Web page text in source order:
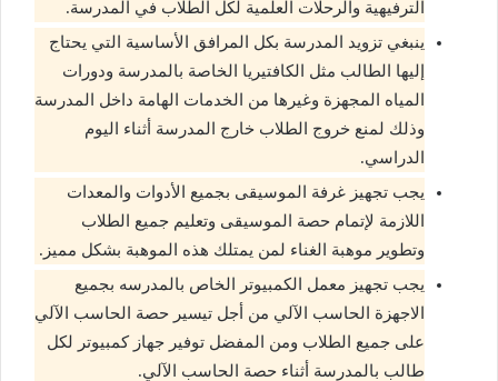
الترفيهية والرحلات العلمية لكل الطلاب في المدرسة.
ينبغي تزويد المدرسة بكل المرافق الأساسية التي يحتاج
إليها الطالب مثل الكافتيريا الخاصة بالمدرسة ودورات
المياه المجهزة وغيرها من الخدمات الهامة داخل المدرسة
وذلك لمنع خروج الطلاب خارج المدرسة أثناء اليوم
الدراسي.
يجب تجهيز غرفة الموسيقى بجميع الأدوات والمعدات
اللازمة لإتمام حصة الموسيقى وتعليم جميع الطلاب
وتطوير موهبة الغناء لمن يمتلك هذه الموهبة بشكل مميز.
يجب تجهيز معمل الكمبيوتر الخاص بالمدرسه بجميع
الاجهزة الحاسب الآلي من أجل تيسير حصة الحاسب الآلي
على جميع الطلاب ومن المفضل توفير جهاز كمبيوتر لكل
طالب بالمدرسة أثناء حصة الحاسب الآلي.